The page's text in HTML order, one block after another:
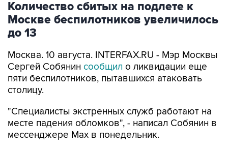
Количество сбитых на подлете к
Москве беспилотников увеличилось
до 13
Москва. 10 августа. INTERFAX.RU - Мэр Москвы
Сергей Собянин сообщил о ликвидации еще
пяти беспилотников, пытавшихся атаковать
столицу.
"Специалисты экстренных служб работают на
месте падения обломков", - написал Собянин в
мессенджере Max в понедельник.